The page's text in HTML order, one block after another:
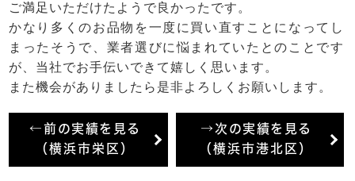
ご満足いただけたようで良かったです。
かなり多くのお品物を一度に買い直すことになってし
まったそうで、業者選びに悩まれていたとのことです
が、当社でお手伝いできて嬉しく思います。
また機会がありましたら是非よろしくお願いします。
←前の実績を見る
（横浜市栄区）
→次の実績を見る
（横浜市港北区）